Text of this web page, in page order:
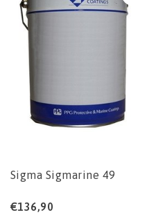
Sigma Sigmarine 49
€136,90